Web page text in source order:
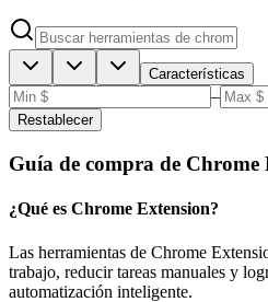
Características
–
Restablecer
Guía de compra de Chrome
¿Qué es Chrome Extension?
Las herramientas de Chrome
trabajo, reducir tareas manuales y
automatización inteligente.